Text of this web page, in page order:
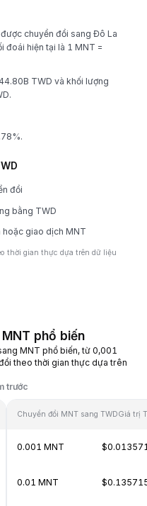
chuyển đổi sang Đô La
đoái hiện tại là 1 MNT =
TWD và khối lượng
đổi
bằng TWD
giao dịch MNT
thời gian thực dựa trên dữ liệu
phổ biến
MNT phổ biến, từ 0,001
theo thời gian thực dựa trên
trước
Chuyển đổi MNT sang TWDGiá trị
0.001 MNT
0.01 MNT